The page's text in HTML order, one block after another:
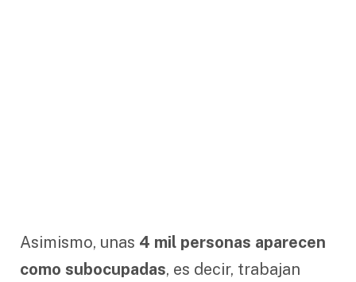
Asimismo, unas 4 mil personas aparecen
como subocupadas, es decir, trabajan